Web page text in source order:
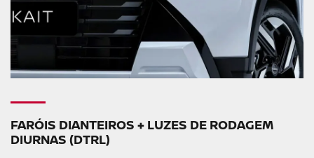
FARÓIS DIANTEIROS + LUZES DE RODAGEM
DIURNAS (DTRL)